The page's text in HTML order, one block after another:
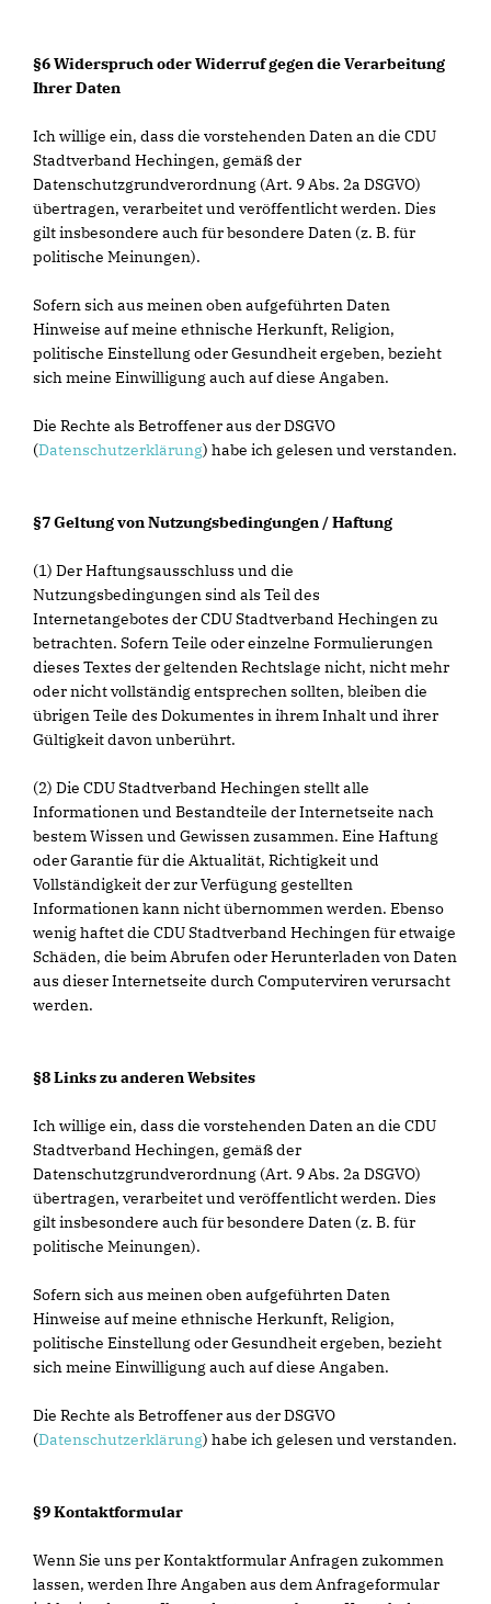
§6 Widerspruch oder Widerruf gegen die Verarbeitung
Ihrer Daten
Ich willige ein, dass die vorstehenden Daten an die CDU
Stadtverband Hechingen, gemäß der
Datenschutzgrundverordnung (Art. 9 Abs. 2a DSGVO)
übertragen, verarbeitet und veröffentlicht werden. Dies
gilt insbesondere auch für besondere Daten (z. B. für
politische Meinungen).
Sofern sich aus meinen oben aufgeführten Daten
Hinweise auf meine ethnische Herkunft, Religion,
politische Einstellung oder Gesundheit ergeben, bezieht
sich meine Einwilligung auch auf diese Angaben.
Die Rechte als Betroffener aus der DSGVO
(Datenschutzerklärung) habe ich gelesen und verstanden.
§7 Geltung von Nutzungsbedingungen / Haftung
(1) Der Haftungsausschluss und die
Nutzungsbedingungen sind als Teil des
Internetangebotes der CDU Stadtverband Hechingen zu
betrachten. Sofern Teile oder einzelne Formulierungen
dieses Textes der geltenden Rechtslage nicht, nicht mehr
oder nicht vollständig entsprechen sollten, bleiben die
übrigen Teile des Dokumentes in ihrem Inhalt und ihrer
Gültigkeit davon unberührt.
(2) Die CDU Stadtverband Hechingen stellt alle
Informationen und Bestandteile der Internetseite nach
bestem Wissen und Gewissen zusammen. Eine Haftung
oder Garantie für die Aktualität, Richtigkeit und
Vollständigkeit der zur Verfügung gestellten
Informationen kann nicht übernommen werden. Ebenso
wenig haftet die CDU Stadtverband Hechingen für etwaige
Schäden, die beim Abrufen oder Herunterladen von Daten
aus dieser Internetseite durch Computerviren verursacht
werden.
§8 Links zu anderen Websites
Ich willige ein, dass die vorstehenden Daten an die CDU
Stadtverband Hechingen, gemäß der
Datenschutzgrundverordnung (Art. 9 Abs. 2a DSGVO)
übertragen, verarbeitet und veröffentlicht werden. Dies
gilt insbesondere auch für besondere Daten (z. B. für
politische Meinungen).
Sofern sich aus meinen oben aufgeführten Daten
Hinweise auf meine ethnische Herkunft, Religion,
politische Einstellung oder Gesundheit ergeben, bezieht
sich meine Einwilligung auch auf diese Angaben.
Die Rechte als Betroffener aus der DSGVO
(Datenschutzerklärung) habe ich gelesen und verstanden.
§9 Kontaktformular
Wenn Sie uns per Kontaktformular Anfragen zukommen
lassen, werden Ihre Angaben aus dem Anfrageformular